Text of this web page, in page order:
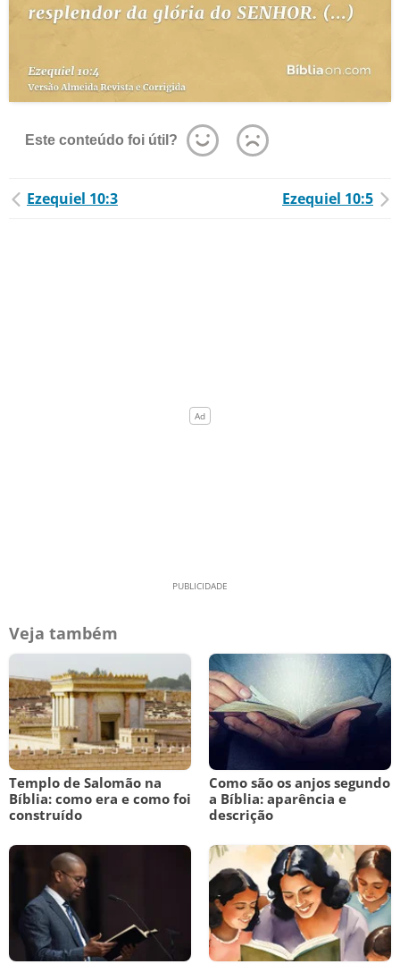
Este conteúdo foi útil?
Ezequiel 10:3 Ezequiel 10:5
Veja também
Templo de Salomão na
Bíblia: como era e como foi
construído
Como são os anjos segundo
a Bíblia: aparência e
descrição